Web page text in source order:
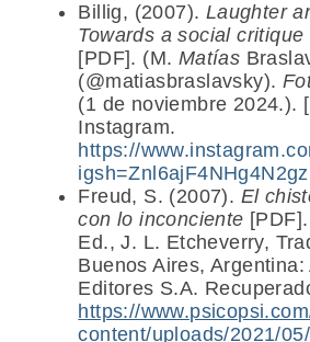
Billig, (2007). Laughter
Towards a social
[PDF]. (M. Matías
(@matiasbraslavsky).
(1 de noviembre 2024.).
Instagram.
https://
igsh=Znl6ajF4NHg4N2gz
Freud, S. (2007). El
con lo inconciente
Ed., J. L. Etcheverry,
Buenos Aires, Argentina:
Editores S.A.
https://
content/uploads/2021/